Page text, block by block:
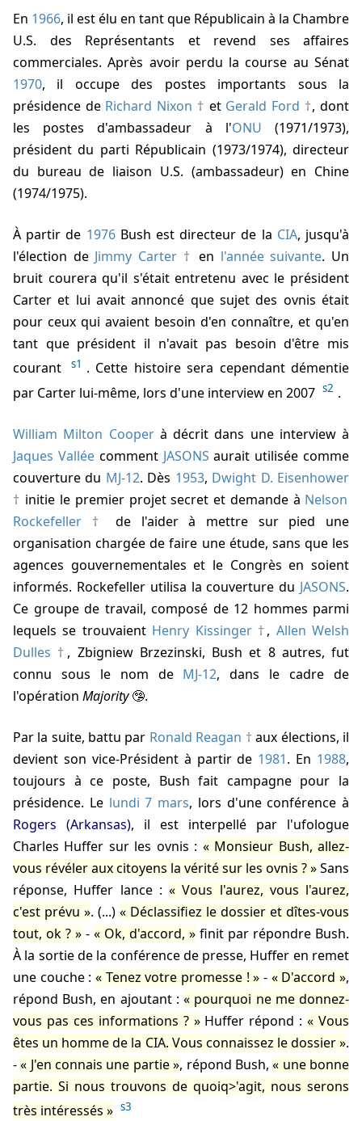
En 1966, il est élu en tant que Républicain à la Chambre
U.S. des Représentants et revend ses affaires
commerciales. Après avoir perdu la course au Sénat
1970, il occupe des postes importants sous la
présidence de Richard Nixon et Gerald Ford
, dont
les postes d'ambassadeur à l'ONU (1971/1973),
président du parti Républicain (1973/1974), directeur
du bureau de liaison U.S. (ambassadeur) en Chine
(1974/1975).
À partir de 1976Bush est directeur de la CIA, jusqu'à
l'élection de Jimmy Carter en l'année suivante. Un
bruit courera qu'il s'était entretenu avec le président
Carter et lui avait annoncé que sujet des ovnis était
pour ceux qui avaient besoin d'en connaître, et qu'en
tant que président il n'avait pas besoin d'être mis
courant
s1 . Cette histoire sera cependant démentie
par Carter lui-même, lors d'une interview en 2007 s2 .
William Milton Cooperà décrit dans une interview à
Jaques Vallée comment JASONS aurait utilisée comme
couverture du MJ-12. Dès 1953, Dwight D. Eisenhower
initie le premier projet secret et demande à Nelson
Rockefeller
de l'aider à mettre sur pied une
organisation chargée de faire une étude, sans que les
agences gouvernementales et le Congrès en soient
informés. Rockefeller utilisa la couverture du JASONS.
Ce groupe de travail, composé de 12 hommes parmi
lequels se trouvaient Henry Kissinger , Allen Welsh
Dulles
, Zbigniew Brzezinski, Bush et 8 autres, fut
connu sous le nom de MJ-12, dans le cadre de
l'opération Majority .
Par la suite, battu par Ronald Reagan
aux élections, il
devient son vice-Président à partir de 1981. En 1988,
toujours à ce poste, Bush fait campagne pour la
présidence. Le lundi 7 mars, lors d'une conférence à
Rogers (Arkansas), il est interpellé par l'ufologue
Charles Huffer sur les ovnis :
Monsieur Bush, allez-
vous révéler aux citoyens la vérité sur les ovnis ?
Sans
réponse, Huffer lance :
Vous l'aurez, vous l'aurez,
c'est prévu
. (...)
Déclassifiez le dossier et dîtes-vous
tout, ok ?
- Ok, d'accord,
finit par répondre Bush.
À la sortie de la conférence de presse, Huffer en remet
une couche :
Tenez votre promesse ! - D'accord
,
répond Bush, en ajoutant :
pourquoi ne me donnez-
vous pas ces informations ?
Huffer répond :
Vous
êtes un homme de la CIA. Vous connaissez le dossier .
-
J'en connais une partie , répond Bush,
une bonne
partie. Si nous trouvons de quoiq>'agit, nous serons
très intéressés
s3